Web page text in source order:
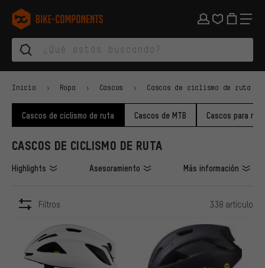
Saltar a la navegación principal
Saltar a la navegación de categorías
Saltar al contenido
Saltar a marcas y al boletín
Saltar al pie de página
bike-components.de Página de inicio
Inicio Ropa Cascos Cascos de ciclismo de ruta
Cascos de ciclismo de ruta Cascos de MTB Cascos para
CASCOS DE CICLISMO DE RUTA
Highlights Asesoramiento Más información
Filtros 338 artículo